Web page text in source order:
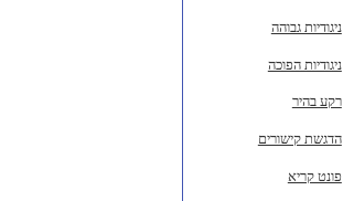
ניגודיות גבוהה
ניגודיות הפוכה
רקע בהיר
הדגשת קישורים
פונט קריא